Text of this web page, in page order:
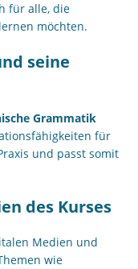
für alle, die
möchten.
seine
Grammatik
für
und passt somit
des Kurses
Medien und
wie